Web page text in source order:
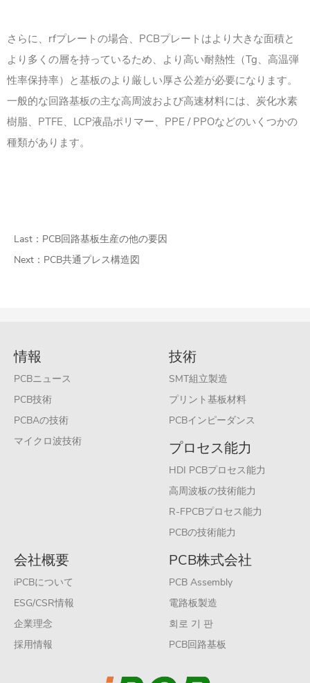
さらに、rfプレートの場合、PCBプレートはより大きな面積と
より多くの層を持っているため、より高い耐熱性（Tg、高温弾
性率保持率）と基板のより厳しい厚さ公差が必要になります。
一般的な回路基板の主な高周波および高速材料には、炭化水素
樹脂、PTFE、LCP液晶ポリマー、PPE / PPOなどのいくつかの
種類があります。
Last： PCB回路基板生産の他の要因
Next： PCB共通プレス構造図
情報
PCBニュース
PCB技術
PCBAの技術
マイクロ波技術
技術
SMT組立製造
プリント基板材料
PCBインピーダンス
プロセス能力
HDI PCBプロセス能力
高周波板の技術能力
R-FPCBプロセス能力
PCBの技術能力
会社概要
iPCBについて
ESG/CSR情報
企業理念
採用情報
PCB株式会社
PCB Assembly
電路板製造
회로 기 판
PCB回路基板